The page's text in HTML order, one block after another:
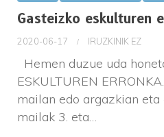
Gasteizko eskulturen
2020-06-17 IRUZKINIK EZ
Hemen duzue uda
ESKULTUREN
mailan edo argazkian eta
mailak 3. eta…